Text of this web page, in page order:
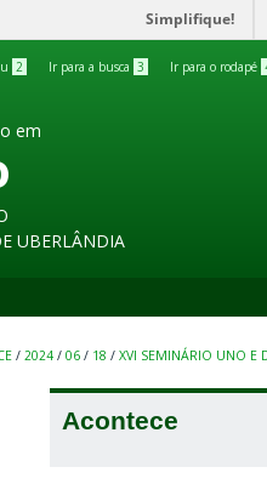
Simplifique!
2 Ir para a busca 3 Ir para o rodapé
em
UBERLÂNDIA
/ 2024 / 06 / 18 / XVI SEMINÁRIO UNO E
Acontece